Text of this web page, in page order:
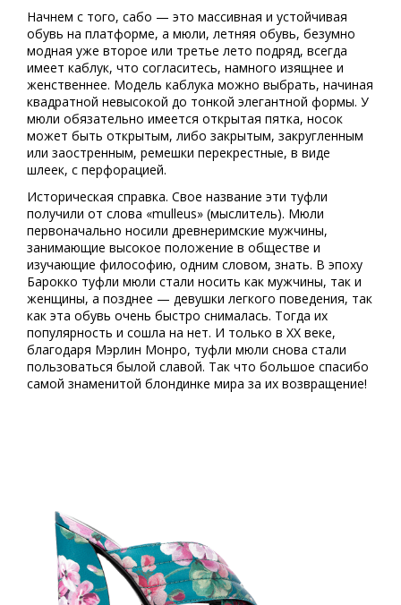
Начнем с того, сабо — это массивная и устойчивая
обувь на платформе, а мюли, летняя обувь, безумно
модная уже второе или третье лето подряд, всегда
имеет каблук, что согласитесь, намного изящнее и
женственнее. Модель каблука можно выбрать, начиная
квадратной невысокой до тонкой элегантной формы. У
мюли обязательно имеется открытая пятка, носок
может быть открытым, либо закрытым, закругленным
или заостренным, ремешки перекрестные, в виде
шлеек, с перфорацией.
Историческая справка. Свое название эти туфли
получили от слова «mulleus» (мыслитель). Мюли
первоначально носили древнеримские мужчины,
занимающие высокое положение в обществе и
изучающие философию, одним словом, знать. В эпоху
Барокко туфли мюли стали носить как мужчины, так и
женщины, а позднее — девушки легкого поведения, так
как эта обувь очень быстро снималась. Тогда их
популярность и сошла на нет. И только в ХХ веке,
благодаря Мэрлин Монро, туфли мюли снова стали
пользоваться былой славой. Так что большое спасибо
самой знаменитой блондинке мира за их возвращение!